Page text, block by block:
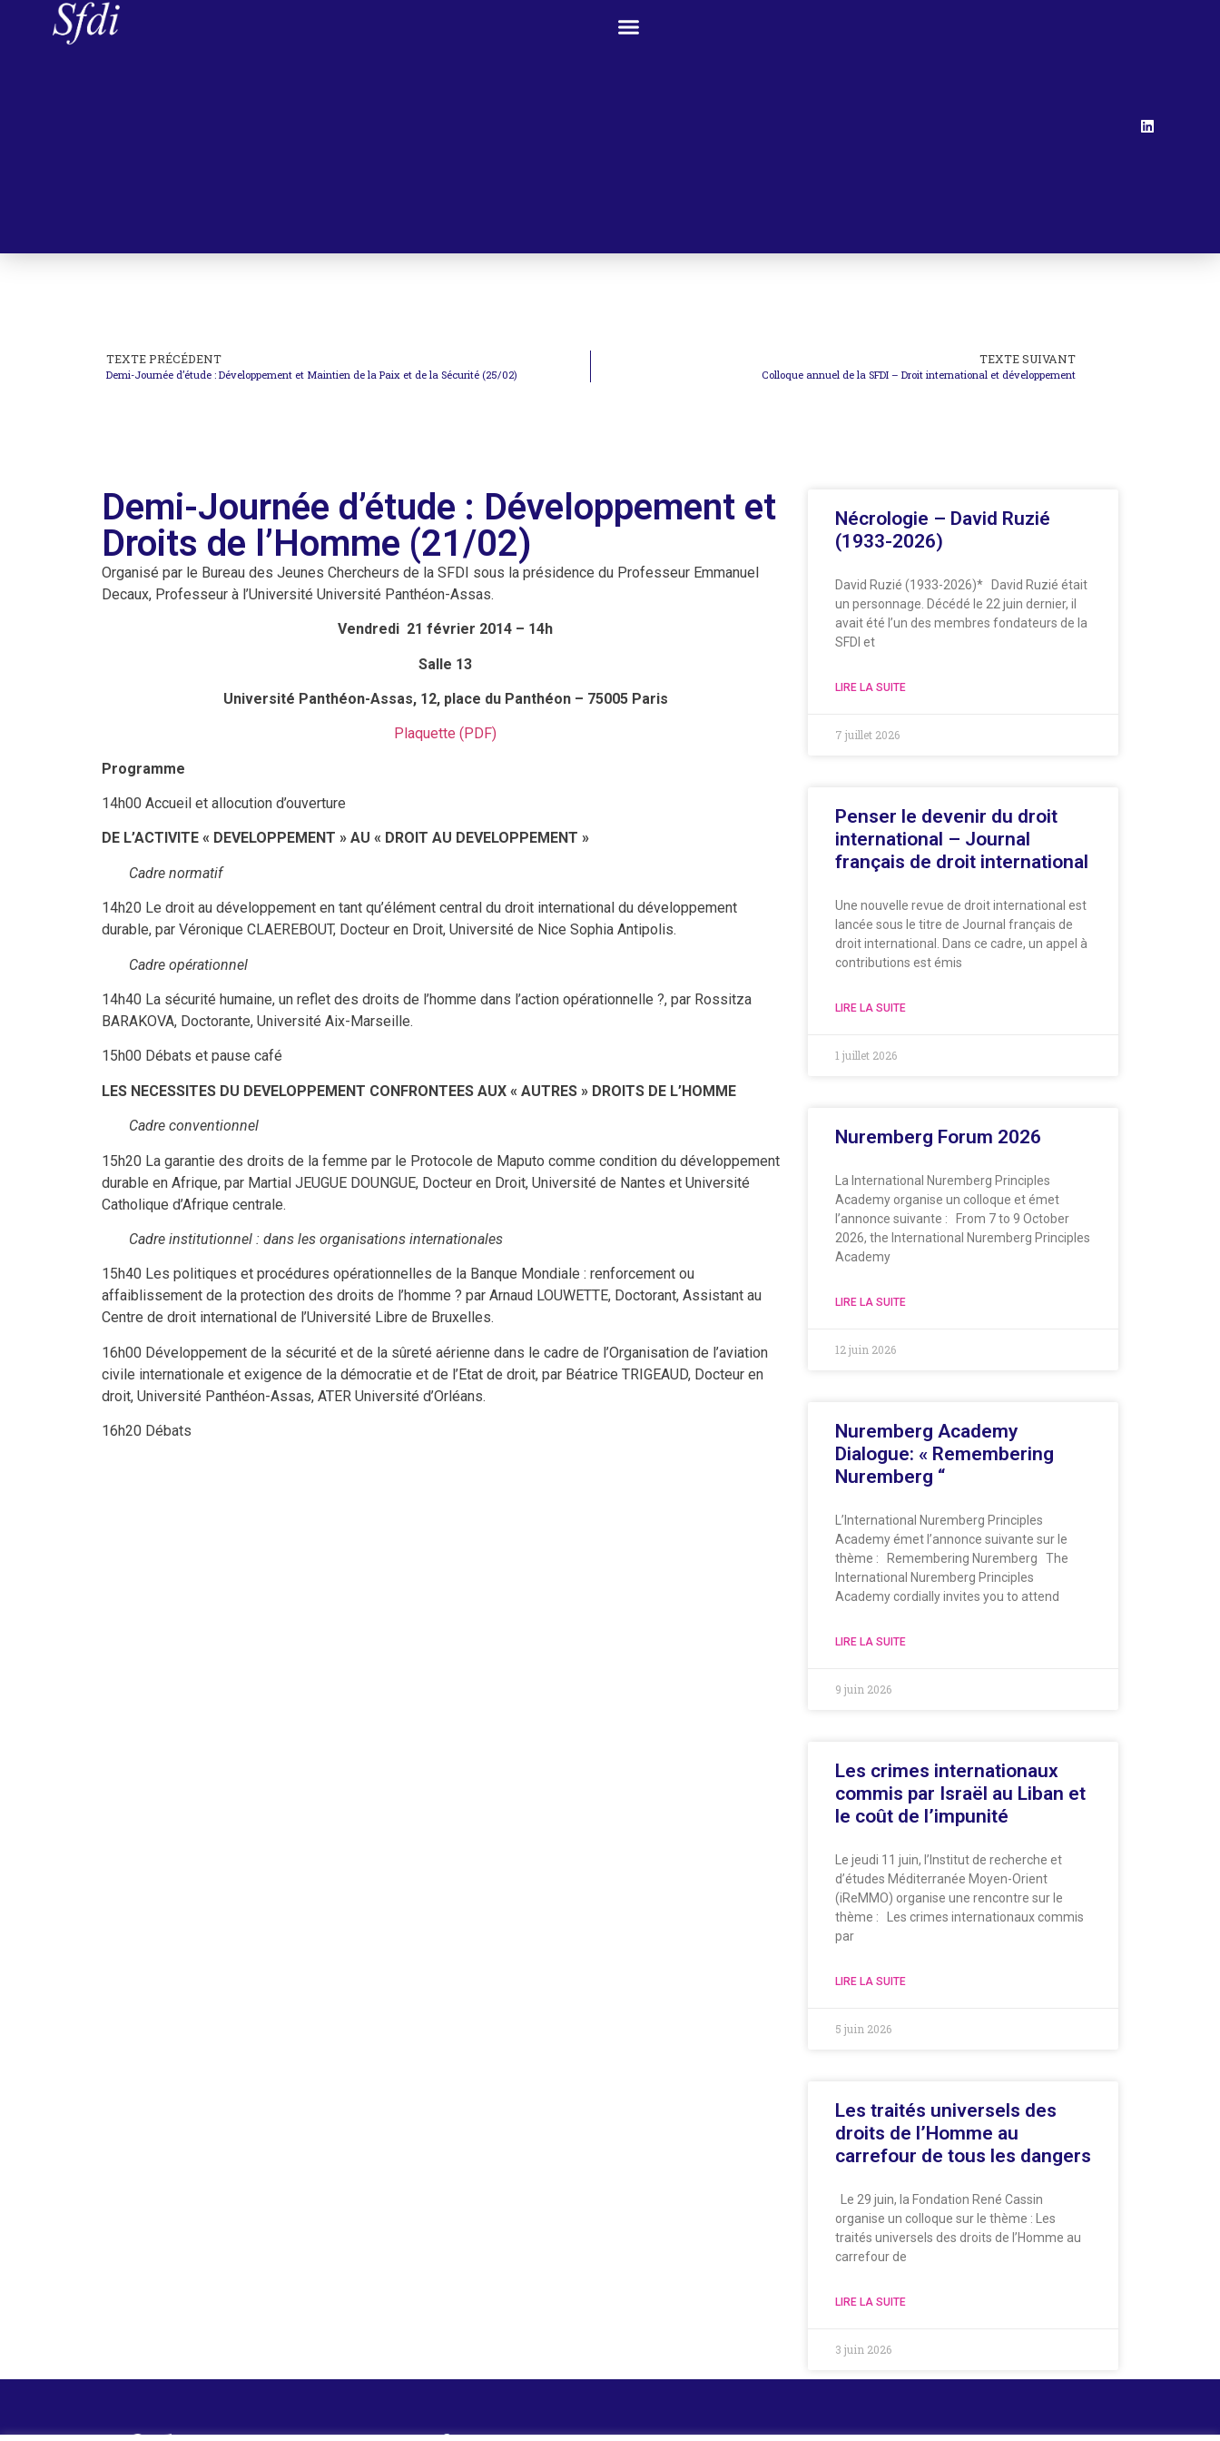
TEXTE PRÉCÉDENT
Demi-Journée d’étude : Développement et Maintien de la Paix et de la Sécurité (25/02)
TEXTE SUIVANT
Colloque annuel de la SFDI – Droit international et développement
Demi-Journée d’étude : Développement et
Droits de l’Homme (21/02)
Organisé par le Bureau des Jeunes Chercheurs de la SFDI sous la présidence du Professeur Emmanuel
Decaux, Professeur à l’Université Université Panthéon-Assas.
Vendredi 21 février 2014 – 14h
Salle 13
Université Panthéon-Assas, 12, place du Panthéon – 75005 Paris
Plaquette (PDF)
Programme
14h00 Accueil et allocution d’ouverture
DE L’ACTIVITE « DEVELOPPEMENT » AU « DROIT AU DEVELOPPEMENT »
Cadre normatif
14h20 Le droit au développement en tant qu’élément central du droit international du développement
durable, par Véronique CLAEREBOUT, Docteur en Droit, Université de Nice Sophia Antipolis.
Cadre opérationnel
14h40 La sécurité humaine, un reflet des droits de l’homme dans l’action opérationnelle ?, par Rossitza
BARAKOVA, Doctorante, Université Aix-Marseille.
15h00 Débats et pause café
LES NECESSITES DU DEVELOPPEMENT CONFRONTEES AUX « AUTRES » DROITS DE L’HOMME
Cadre conventionnel
15h20 La garantie des droits de la femme par le Protocole de Maputo comme condition du développement
durable en Afrique, par Martial JEUGUE DOUNGUE, Docteur en Droit, Université de Nantes et Université
Catholique d’Afrique centrale.
Cadre institutionnel : dans les organisations internationales
15h40 Les politiques et procédures opérationnelles de la Banque Mondiale : renforcement ou
affaiblissement de la protection des droits de l’homme ? par Arnaud LOUWETTE, Doctorant, Assistant au
Centre de droit international de l’Université Libre de Bruxelles.
16h00 Développement de la sécurité et de la sûreté aérienne dans le cadre de l’Organisation de l’aviation
civile internationale et exigence de la démocratie et de l’Etat de droit, par Béatrice TRIGEAUD, Docteur en
droit, Université Panthéon-Assas, ATER Université d’Orléans.
16h20 Débats
Nécrologie – David Ruzié
(1933-2026)
David Ruzié (1933-2026)* David Ruzié était
un personnage. Décédé le 22 juin dernier, il
avait été l’un des membres fondateurs de la
SFDI et
LIRE LA SUITE
7 juillet 2026
Penser le devenir du droit
international – Journal
français de droit international
Une nouvelle revue de droit international est
lancée sous le titre de Journal français de
droit international. Dans ce cadre, un appel à
contributions est émis
LIRE LA SUITE
1 juillet 2026
Nuremberg Forum 2026
La International Nuremberg Principles
Academy organise un colloque et émet
l’annonce suivante : From 7 to 9 October
2026, the International Nuremberg Principles
Academy
LIRE LA SUITE
12 juin 2026
Nuremberg Academy
Dialogue: « Remembering
Nuremberg “
L’International Nuremberg Principles
Academy émet l’annonce suivante sur le
thème : Remembering Nuremberg The
International Nuremberg Principles
Academy cordially invites you to attend
LIRE LA SUITE
9 juin 2026
Les crimes internationaux
commis par Israël au Liban et
le coût de l’impunité
Le jeudi 11 juin, l’Institut de recherche et
d’études Méditerranée Moyen-Orient
(iReMMO) organise une rencontre sur le
thème : Les crimes internationaux commis
par
LIRE LA SUITE
5 juin 2026
Les traités universels des
droits de l’Homme au
carrefour de tous les dangers
Le 29 juin, la Fondation René Cassin
organise un colloque sur le thème : Les
traités universels des droits de l’Homme au
carrefour de
LIRE LA SUITE
3 juin 2026